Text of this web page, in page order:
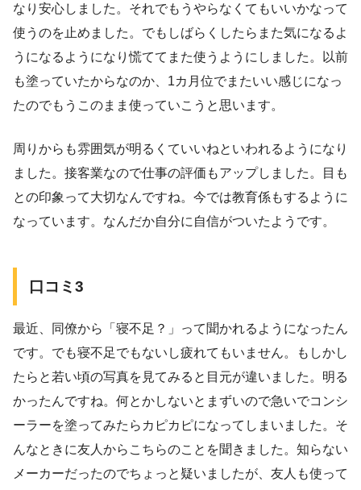
なり安心しました。それでもうやらなくてもいいかなって
使うのを止めました。でもしばらくしたらまた気になるよ
うになるようになり慌ててまた使うようにしました。以前
も塗っていたからなのか、1カ月位でまたいい感じになっ
たのでもうこのまま使っていこうと思います。
周りからも雰囲気が明るくていいねといわれるようになり
ました。接客業なので仕事の評価もアップしました。目も
との印象って大切なんですね。今では教育係もするように
なっています。なんだか自分に自信がついたようです。
口コミ3
最近、同僚から「寝不足？」って聞かれるようになったん
です。でも寝不足でもないし疲れてもいません。もしかし
たらと若い頃の写真を見てみると目元が違いました。明る
かったんですね。何とかしないとまずいので急いでコンシ
ーラーを塗ってみたらカピカピになってしまいました。そ
んなときに友人からこちらのことを聞きました。知らない
メーカーだったのでちょっと疑いましたが、友人も使って